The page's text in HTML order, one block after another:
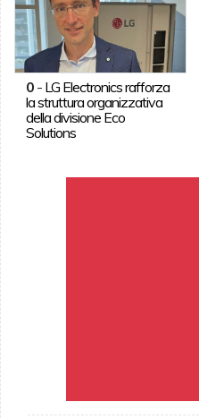
0- LG Electronics rafforza
la struttura organizzativa
della divisione Eco
Solutions